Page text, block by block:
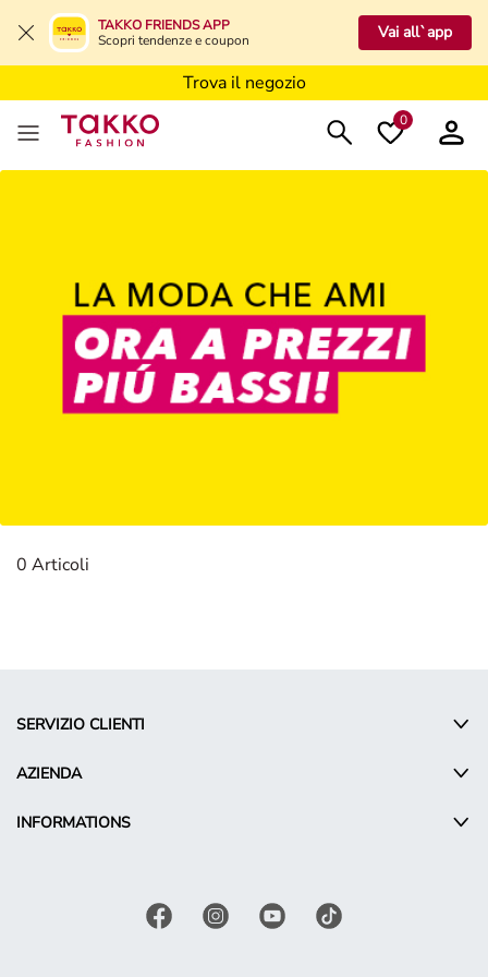
TAKKO FRIENDS APP
Scopri tendenze e coupon
Vai all`app
Trova il negozio
Trova il negozio
0
0 Articoli
SERVIZIO CLIENTI
AZIENDA
INFORMATIONS